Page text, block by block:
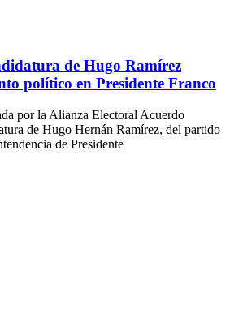
de Hugo Ramírez
político en Presidente Franco
por la Alianza Electoral Acuerdo
de Hugo Hernán Ramírez, del partido
de Presidente